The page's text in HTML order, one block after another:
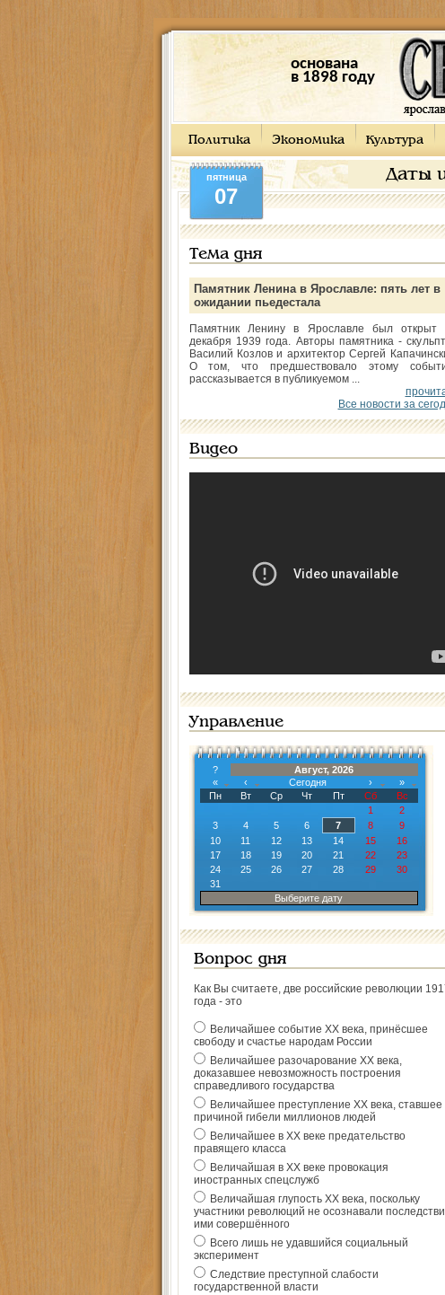
основана
в 1898 году
Политика Экономика Культура
Даты
пятница
07
Тема дня
Памятник Ленина в Ярославле: пять лет в
ожидании пьедестала
Памятник Ленину в Ярославле был открыт
декабря 1939 года. Авторы памятника -
Василий Козлов и архитектор Сергей
О том, что предшествовало этому
рассказывается в публикуемом ...
Все новости за
Видео
Управление
?
Август, 2026
«
‹ Сегодня ›
»
Пн
Вт Ср Чт Пт Сб
Вс
1
2
3
4 5 6 7 8
9
10
11 12 13 14 15
16
17
18 19 20 21 22
23
24
25 26 27 28 29
30
31
Выберите дату
Вопрос дня
Как Вы считаете, две российские революции
года - это
Величайшее событие ХХ века, принёсшее
свободу и счастье народам России
Величайшее разочарование ХХ века,
доказавшее невозможность построения
справедливого государства
Величайшее преступление ХХ века, ставшее
причиной гибели миллионов людей
Величайшее в ХХ веке предательство
правящего класса
Величайшая в ХХ веке провокация
иностранных спецслужб
Величайшая глупость ХХ века, поскольку
участники революций не осознавали
ими совершённого
Всего лишь не удавшийся социальный
эксперимент
Следствие преступной слабости
государственной власти